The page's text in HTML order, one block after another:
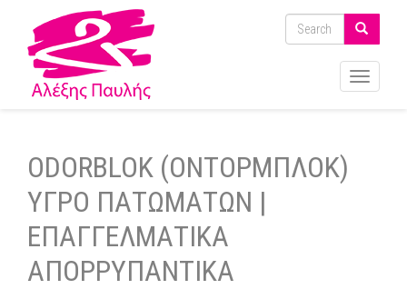
ODORBLOK (ΟΝΤΟΡΜΠΛΟΚ)
ΥΓΡΟ ΠΑΤΩΜΑΤΩΝ |
ΕΠΑΓΓΕΛΜΑΤΙΚΑ
ΑΠΟΡΡΥΠΑΝΤΙΚΑ
Toggle